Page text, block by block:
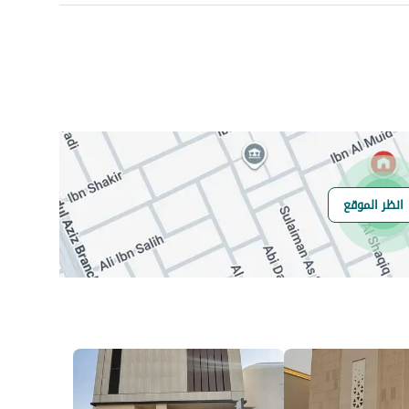
هل يوجد اي التزام
على العقار ؟
لايوجد
العقار مرهون
لا
العقار مقيد
لا
انظر الموقع